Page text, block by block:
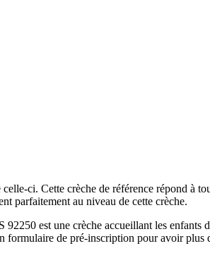
ci. Cette crèche de référence répond à
parfaitement au niveau de cette crèche.
est une crèche accueillant les enfants de
de pré-inscription pour avoir